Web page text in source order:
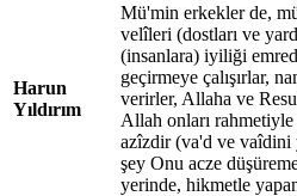
Harun
Yıldırım
Mü'min erkekler de,
velîleri (dostları ve
(insanlara) iyiliği
geçirmeye çalışırlar,
verirler, Allaha ve
Allah onları rahmetiyle
azîzdir (va'd ve vaîdini
şey Onu acze
yerinde, hikmetle